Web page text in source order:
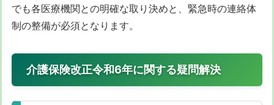
でも各医療機関との明確な取り決めと、緊急時の連絡体
制の整備が必須となります。
介護保険改正令和6年に関する疑問解決